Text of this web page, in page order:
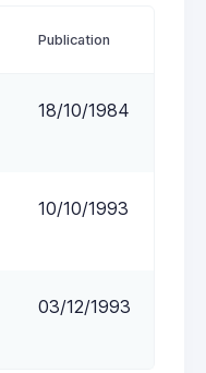
Publication
18/10/1984
10/10/1993
03/12/1993